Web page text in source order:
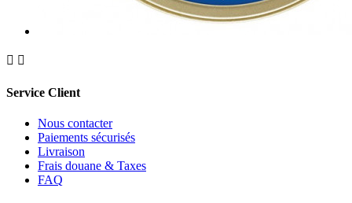
 
Service Client
Nous contacter
Paiements sécurisés
Livraison
Frais douane & Taxes
FAQ